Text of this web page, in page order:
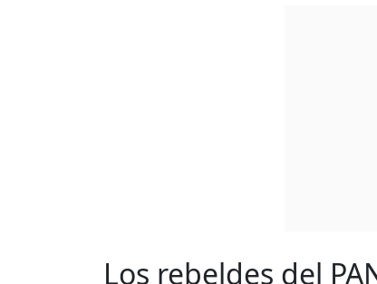
Los rebeldes del